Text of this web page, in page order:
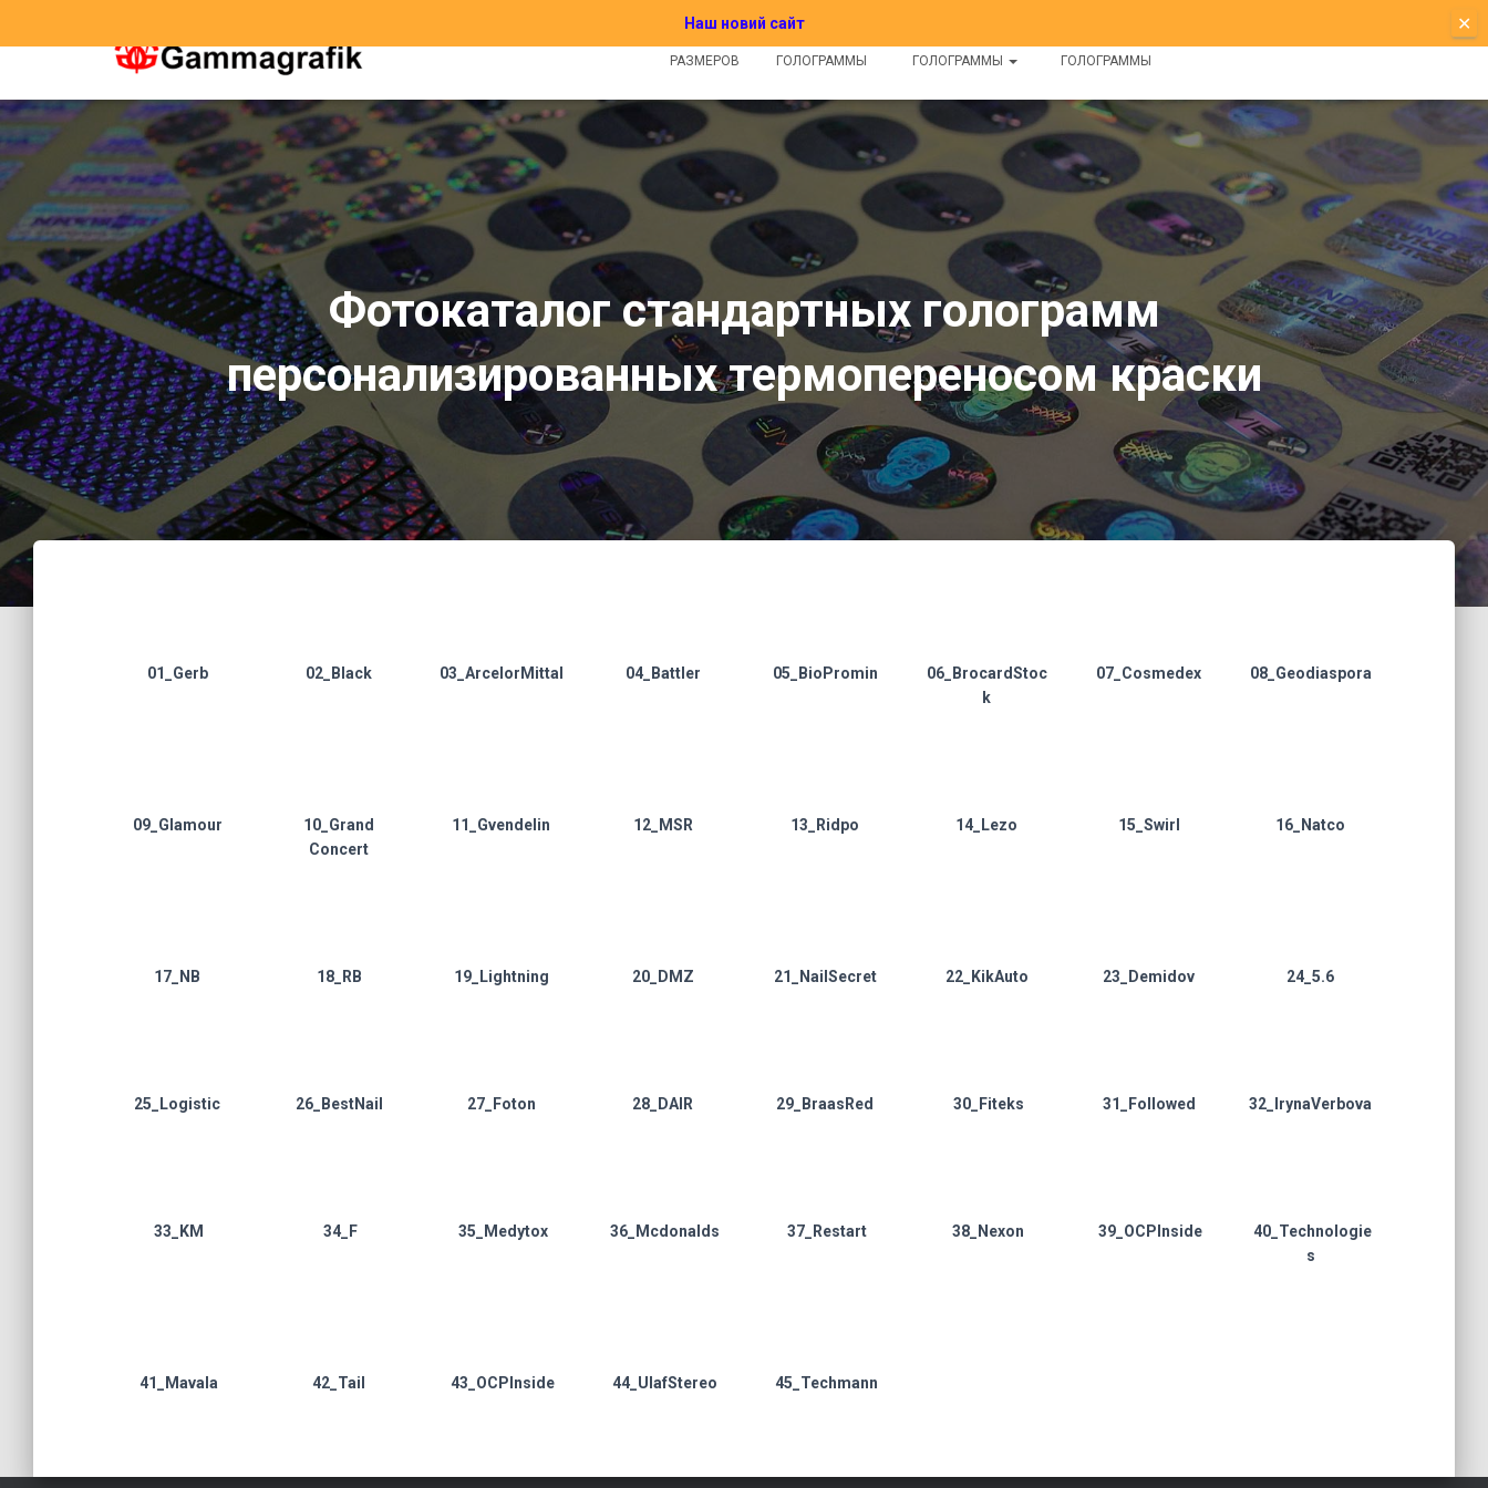
Наш новий сайт ✕
РАЗМЕРОВ
ГОЛОГРАММЫ
ГОЛОГРАММЫ
ГОЛОГРАММЫ
Фотокаталог стандартных голограмм
персонализированных термопереносом краски
01_Gerb 02_Black 03_ArcelorMittal 04_Battler 05_BioPromin
06_BrocardStoc
k
07_Cosmedex 08_Geodiaspora
09_Glamour
10_Grand
Concert
11_Gvendelin 12_MSR 13_Ridpo 14_Lezo 15_Swirl 16_Natco
17_NB 18_RB 19_Lightning 20_DMZ 21_NailSecret 22_KikAuto 23_Demidov 24_5.6
25_Logistic 26_BestNail 27_Foton 28_DAIR 29_BraasRed 30_Fiteks 31_Followed 32_IrynaVerbova
33_KM 34_F 35_Medytox 36_Mcdonalds 37_Restart 38_Nexon 39_OCPInside
40_Technologie
s
41_Mavala 42_Tail 43_OCPInside 44_UlafStereo 45_Techmann